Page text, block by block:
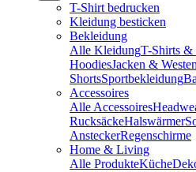
T-Shirt bedrucken
Kleidung besticken
Bekleidung
Alle KleidungT-Shirts &
HoodiesJacken & Westen
ShortsSportbekleidung
Accessoires
Alle Accessoires
RucksäckeHalswärmer
AnsteckerRegenschirme
Home & Living
Alle ProdukteKüche